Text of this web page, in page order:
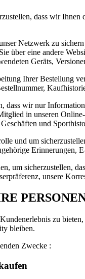
dass wir
Netzwerk zu
über eine andere
Geräts,
Ihrer Bestellung
dass wir nur
in unseren
und
und um
Erinnerungen,
um sicherzustellen,
unsere
zu
bleiben.
Zwecke :